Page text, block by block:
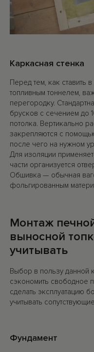
Каркасная стенка
Перед тем, как ставить
топливным тоннелем,
перегородку.
брусков с сечением до
потолка. Вертикально
закрепляются с
после чего на нужном
Для изоляции
части организуется
Обшивка — обычная
фольгированным
Монтаж
выносной
учитывать
Выбор в пользу данной
сэкономить свободное
сделать эксплуатацию
учитывать
Фундамент